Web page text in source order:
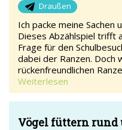
Draußen
Ich packe meine Sachen
Dieses Abzählspiel trifft
Frage für den
dabei der Ranzen. Doch
rückenfreundlichen
Weiterlesen
Vögel füttern rund